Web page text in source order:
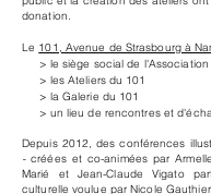
donation.
Le 101, Avenue de Strasbourg à
> le siège social de l'Association​​
> les Ateliers du 101​
> la Galerie du 101 ​
> un lieu de rencontres et
Depuis 2012, des conférences
-créées et co-animées par
Marié et Jean-Claude Vigato
culturelle voulue par Nicole